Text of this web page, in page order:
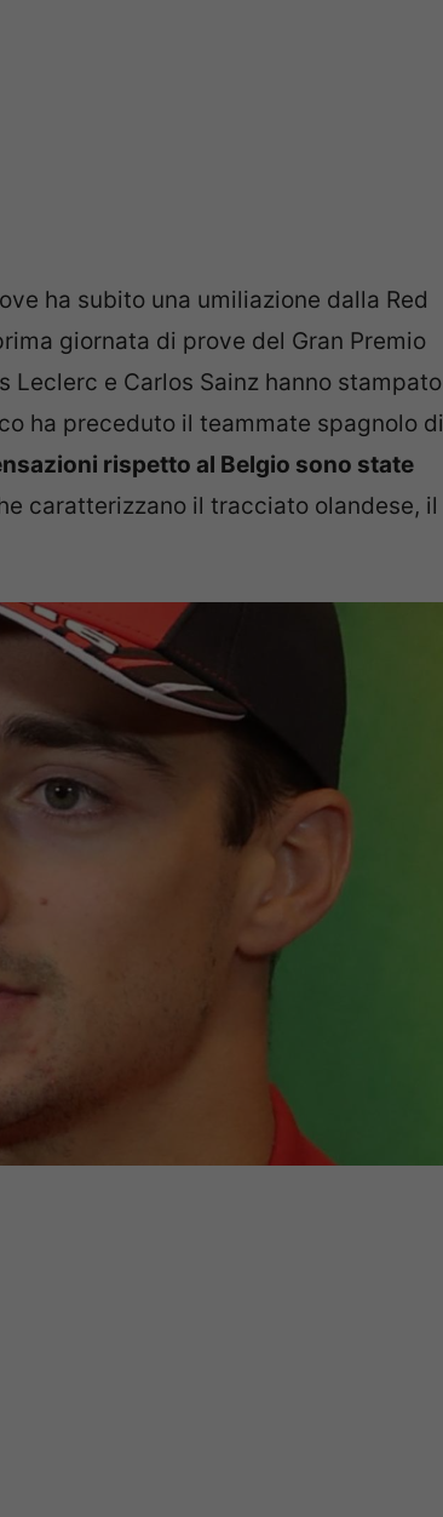
ha subito una umiliazione dalla Red
giornata di prove del Gran Premio
Leclerc e Carlos Sainz hanno stampato
ha preceduto il teammate spagnolo di
rispetto al Belgio sono state
caratterizzano il tracciato olandese, il